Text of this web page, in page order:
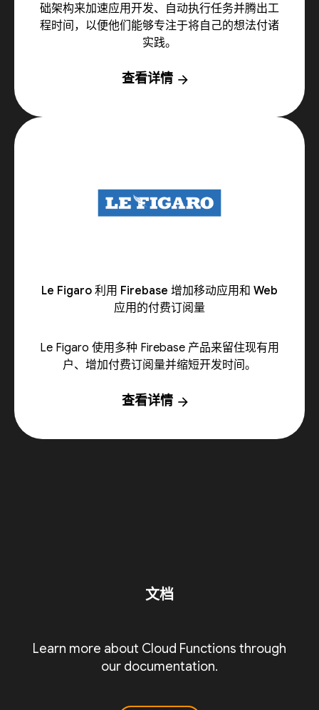
础架构来加速应用开发、自动执行任务并腾出工
程时间，以便他们能够专注于将自己的想法付诸
实践。
查看详情 arrow_forward
Le Figaro 利用 Firebase 增加移动应用和 Web
应用的付费订阅量
Le Figaro 使用多种 Firebase 产品来留住现有用
户、增加付费订阅量并缩短开发时间。
查看详情 arrow_forward
文档
Learn more about Cloud Functions through
our documentation.